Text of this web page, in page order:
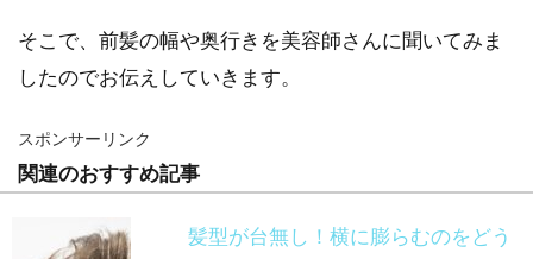
そこで、前髪の幅や奥行きを美容師さんに聞いてみま
したのでお伝えしていきます。
スポンサーリンク
関連のおすすめ記事
髪型が台無し！横に膨らむのをどう